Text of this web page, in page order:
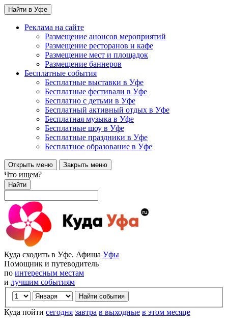
Найти в Уфе
Реклама на сайте
Размещение анонсов мероприятий
Размещение ресторанов и кафе
Размещение мест и площадок
Размещение баннеров
Бесплатные события
Бесплатные выставки в Уфе
Бесплатные фестивали в Уфе
Бесплатно с детьми в Уфе
Бесплатный активный отдых в Уфе
Бесплатная музыка в Уфе
Бесплатные шоу в Уфе
Бесплатные праздники в Уфе
Бесплатное образование в Уфе
Открыть меню Закрыть меню
Что ищем?
Найти
Куда сходить в Уфе. Афиша Уфы
Помощник и путеводитель
по интересным местам
и лучшим событиям
Куда пойти сегодня завтра в выходные в этом месяце